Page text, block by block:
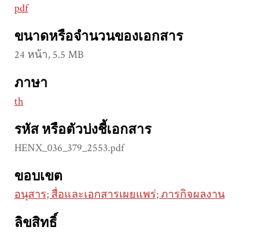
pdf
ขนาดหรือจำนวนของเอกสาร
24 หน้า, 5.5 MB
ภาษา
th
รหัส หรือตัวบ่งชี้เอกสาร
HENX_036_379_2553.pdf
ขอบเขต
อนุสาร; สื่อและเอกสารเผยแพร่; ภารกิจผลงาน
ลิขสิทธิ์